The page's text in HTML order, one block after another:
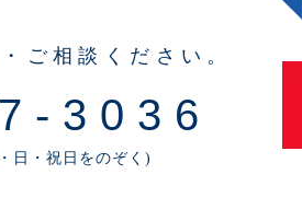
ご相談ください。
3036
日・祝日をのぞく)